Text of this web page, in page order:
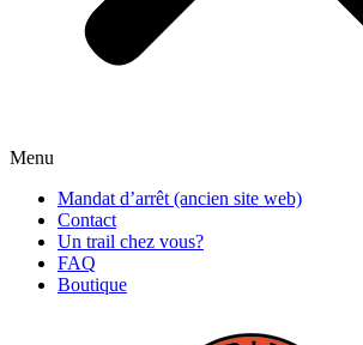
Menu
Mandat d’arrêt (ancien site web)
Contact
Un trail chez vous?
FAQ
Boutique